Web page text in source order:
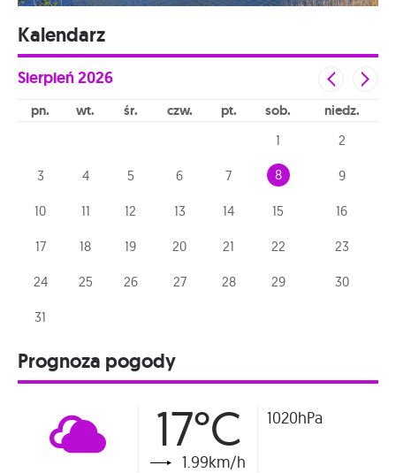
Kalendarz
Sierpień2026
pn wt śr czw pt sob niedz
1 2
3 4 5 6 7 8 9
10 11 12 13 14 15 16
17 18 19 20 21 22 23
24 25 26 27 28 29 30
31
Prognoza pogody
17°C
1.99km/h
1020hPa